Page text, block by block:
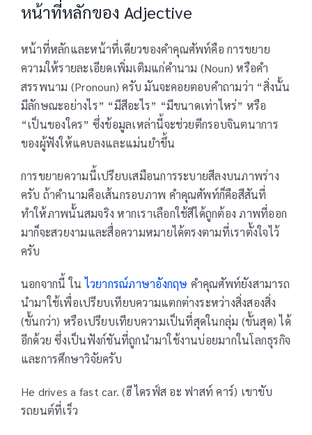
หน้าที่หลักของ Adjective
หน้าที่หลักและหน้าที่เดียวของคำคุณศัพท์คือ การขยาย
ความให้รายละเอียดเพิ่มเติมแก่คำนาม (Noun) หรือคำ
สรรพนาม (Pronoun) ครับ มันจะคอยตอบคำถามว่า “สิ่งนั้น
มีลักษณะอย่างไร” “มีสีอะไร” “มีขนาดเท่าไหร่” หรือ
“เป็นของใคร” ซึ่งข้อมูลเหล่านี้จะช่วยตีกรอบจินตนาการ
ของผู้ฟังให้แคบลงและแม่นยำขึ้น
การขยายความนี้เปรียบเสมือนการระบายสีลงบนภาพร่าง
ครับ ถ้าคำนามคือเส้นกรอบภาพ คำคุณศัพท์ก็คือสีสันที่
ทำให้ภาพนั้นสมจริง หากเราเลือกใช้สีได้ถูกต้อง ภาพที่ออก
มาก็จะสวยงามและสื่อความหมายได้ตรงตามที่เราตั้งใจไว้
ครับ
นอกจากนี้ ในไวยากรณ์ภาษาอังกฤษ คำคุณศัพท์ยังสามารถ
นำมาใช้เพื่อเปรียบเทียบความแตกต่างระหว่างสิ่งสองสิ่ง
(ขั้นกว่า) หรือเปรียบเทียบความเป็นที่สุดในกลุ่ม (ขั้นสุด) ได้
อีกด้วย ซึ่งเป็นฟังก์ชันที่ถูกนำมาใช้งานบ่อยมากในโลกธุรกิจ
และการศึกษาวิจัยครับ
He drives a fast car. (ฮี ไดรฟ์ส อะ ฟาสท์ คาร์) เขาขับ
รถยนต์ที่เร็ว